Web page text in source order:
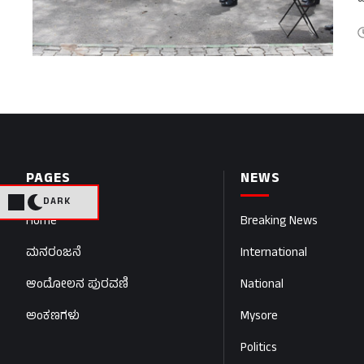
DARK
PAGES
Home
ಮನರಂಜನೆ
ಆಂದೋಲನ ಪುರವಣಿ
ಅಂಕಣಗಳು
NEWS
Breaking News
International
National
Mysore
Politics